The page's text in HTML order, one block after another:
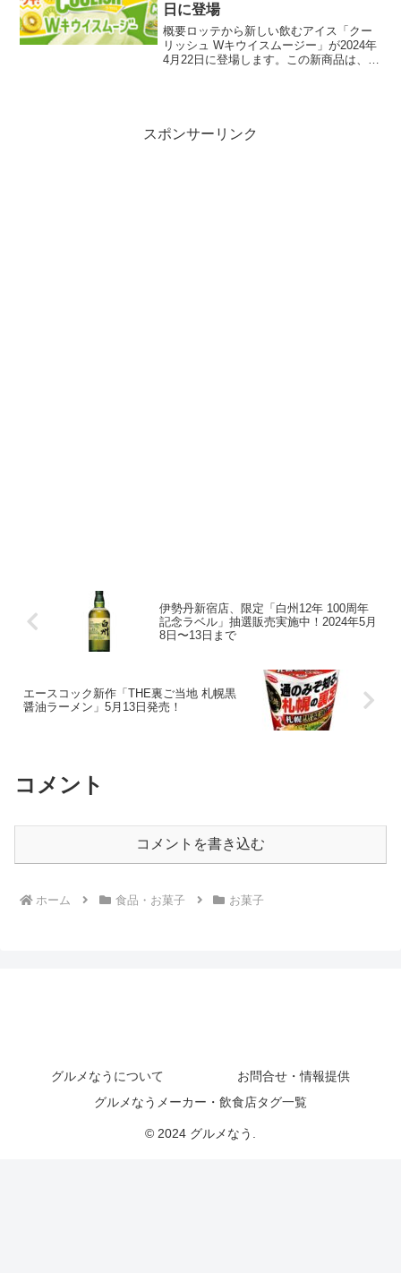
日に登場
概要ロッテから新しい飲むアイス「クー
リッシュ Wキウイスムージー」が2024年
4月22日に登場します。この新商品は、グ
スポンサーリンク
伊勢丹新宿店、限定「白州12年 100周年
記念ラベル」抽選販売実施中！2024年5月
8日〜13日まで
エースコック新作「THE裏ご当地 札幌黒
醤油ラーメン」5月13日発売！
コメント
コメントを書き込む
ホーム 食品・お菓子 お菓子
グルメなうについて
お問合せ・情報提供
グルメなうメーカー・飲食店タグ一覧
© 2024 グルメなう.